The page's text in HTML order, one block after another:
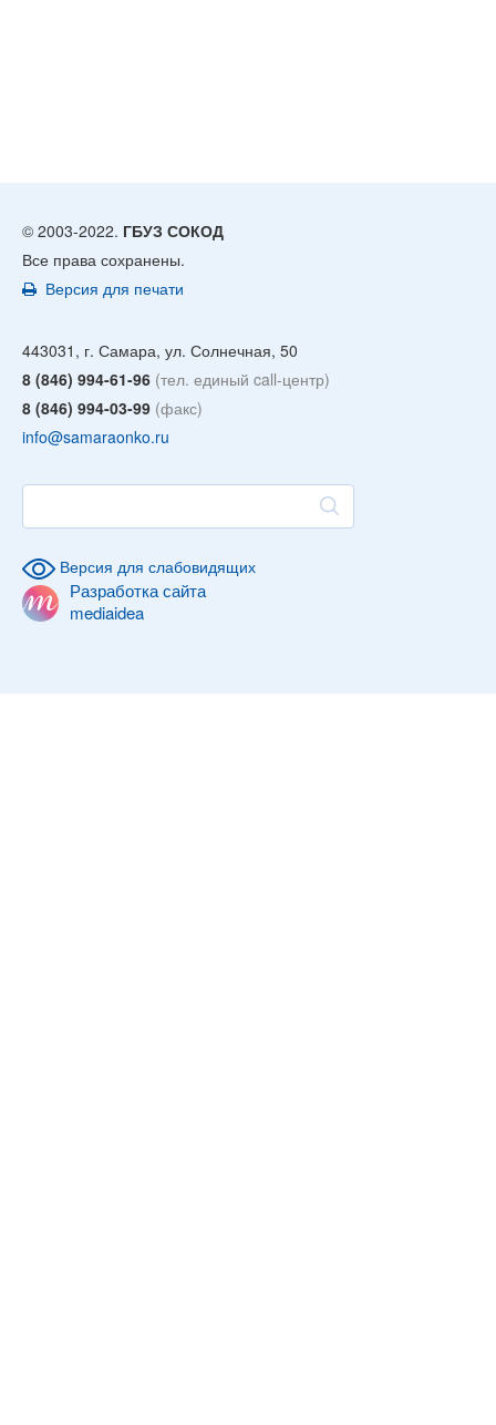
© 2003-2022. ГБУЗ СОКОД
Все права сохранены.
Версия для печати
443031, г. Самара, ул. Солнечная, 50
8 (846) 994-61-96 (тел. единый call-центр)
8 (846) 994-03-99 (факс)
info@samaraonko.ru
Версия для слабовидящих
Разработка сайта
mediaidea